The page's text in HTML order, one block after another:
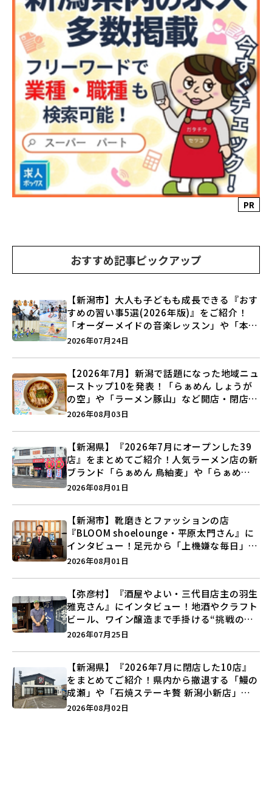
PR
おすすめ記事ピックアップ
【新潟市】大人も子どもも成長できる『おす
すめの習い事5選(2026年版)』をご紹介！
「オーダーメイドの音楽レッスン」や「本格
キックボクシング」で新しい自分を見つけよ
2026年07月24日
【2026年7月】新潟で話題になった地域ニュ
ーストップ10を発表！「らぁめん しょうが
の空」や「ラーメン豚山」など開店・閉店の
注目記事をランキングでご紹介♪
2026年08月03日
【新潟県】『2026年7月にオープンした39
店』をまとめてご紹介！人気ラーメン店の新
ブランド「らぁめん 鳥紬麦」や「らぁめん
しょうがの空」など盛りだくさん♪
2026年08月01日
【新潟市】靴磨きとファッションの店
『BLOOM shoelounge・平原太門さん』に
インタビュー！足元から「上機嫌な毎日」を
つくる装いの提案とは？
2026年08月01日
【弥彦村】『酒屋やよい・三代目店主の羽生
雅克さん』にインタビュー！地酒やクラフト
ビール、ワイン醸造まで手掛ける“挑戦の歴
史”に迫る♪
2026年07月25日
【新潟県】『2026年7月に閉店した10店』
をまとめてご紹介！県内から撤退する「鰻の
成瀬」や「石焼ステーキ贅 新潟小新店」が
営業に幕…。
2026年08月02日